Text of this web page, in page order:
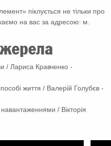
піклується не тільки про
на вас за адресою: м.
/ Лариса Кравченко -
життя / Валерій Голубєв -
/ Вікторія